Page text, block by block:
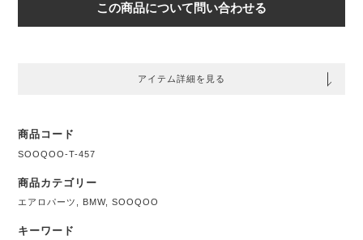
この商品について問い合わせる
アイテム詳細を見る
商品コード
SOOQOO-T-457
商品カテゴリー
エアロパーツ BMW,SOOQOO
キーワード